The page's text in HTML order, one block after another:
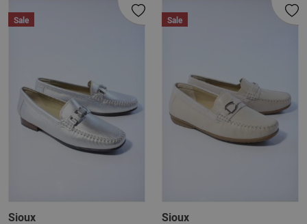
Sale
Sioux
Sale
Sioux